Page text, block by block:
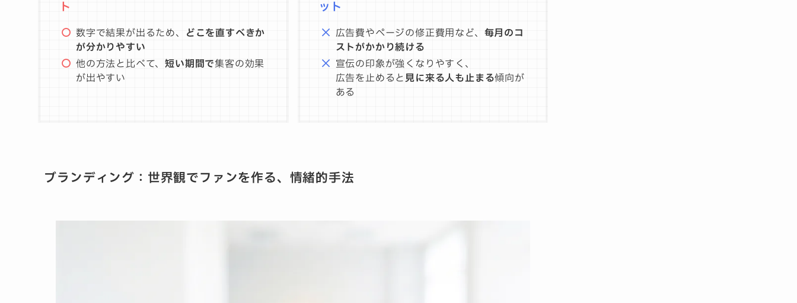
ト
数字で結果が出るため、
どこを直すべきか
が分かりやすい
他の方法と比べて、短い期間で集客の効果
が出やすい
ット
広告費やページの修正費用など、 毎月のコ
ストがかかり続ける
宣伝の印象が強くなりやすく、
広告を止めると 見に来る人も止まる傾向が
ある
ブランディング ： 世界観でファンを作る、情緒的手法